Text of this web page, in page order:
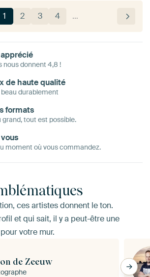
1 2 3 4 …
nous donnent 4,8 !
de haute qualité
durablement
formats
grand, tout est possible.
moment où vous commandez.
ces artistes donnent le ton.
et qui sait, il y a peut-être une
votre mur.
de Zeeuw